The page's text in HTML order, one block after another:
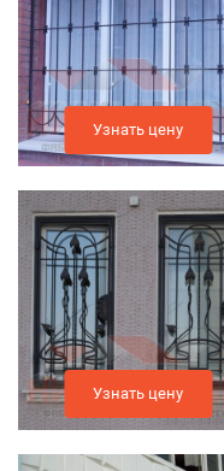
Узнать цену
Узнать цену